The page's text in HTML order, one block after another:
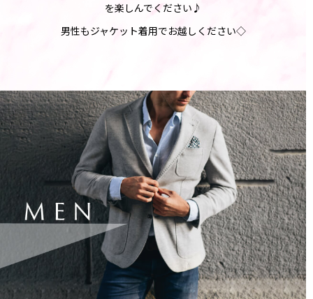
を楽しんでください♪
男性もジャケット着用でお越しください◇